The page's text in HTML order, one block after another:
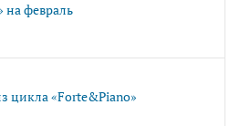
на февраль
цикла «Forte&Piano»